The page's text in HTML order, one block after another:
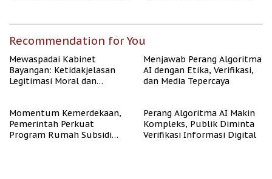
Recommendation for You
Mewaspadai Kabinet
Bayangan: Ketidakjelasan
Legitimasi Moral dan
Menjawab Perang Algoritma
AI dengan Etika, Verifikasi,
dan Media Tepercaya
Momentum Kemerdekaan,
Pemerintah Perkuat
Program Rumah Subsidi
Perang Algoritma AI Makin
Kompleks, Publik Diminta
Verifikasi Informasi Digital